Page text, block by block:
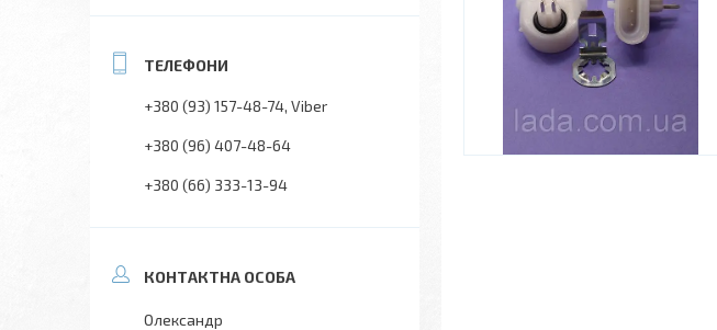
+380 (93) 157-48-74 Viber
+380 (96) 407-48-64
+380 (66) 333-13-94
Олександр